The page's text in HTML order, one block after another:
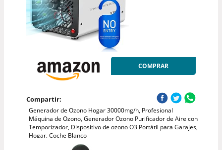
COMPRAR
Compartir:
Generador de Ozono Hogar 30000mg/h, Profesional
Máquina de Ozono, Generador Ozono Purificador de Aire con
Temporizador, Dispositivo de ozono O3 Portátil para Garajes,
Hogar, Coche Blanco